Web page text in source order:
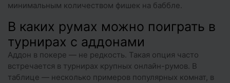
минимальным количеством фишек на баббле.
В каких румах можно поиграть в
турнирах с аддонами
Аддон в покере — не редкость. Такая опция часто
встречается в турнирах крупных онлайн-румов. В
таблице — несколько примеров популярных комнат, в